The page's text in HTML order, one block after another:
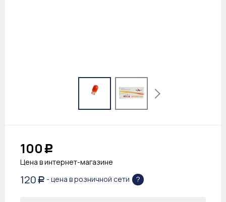
100 Р
Цена в интернет-магазине
120 Р - цена в розничной сети ?